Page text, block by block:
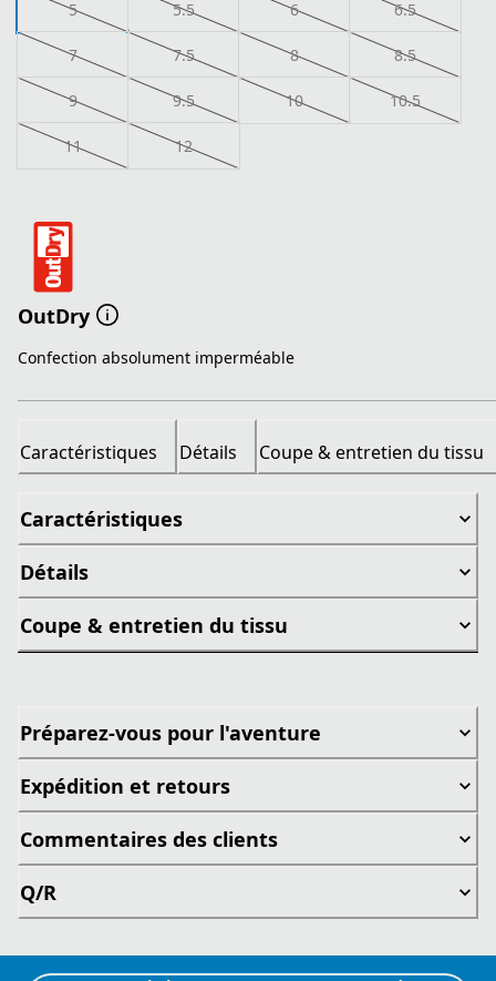
5 5.5 6 6.5
7 7.5 8 8.5
9 9.5 10 10.5
11 12
OutDry
Confection absolument imperméable
Caractéristiques Détails Coupe & entretien du tissu
Caractéristiques
Détails
Coupe & entretien du tissu
Préparez-vous pour l'aventure
Expédition et retours
Commentaires des clients
Q/R